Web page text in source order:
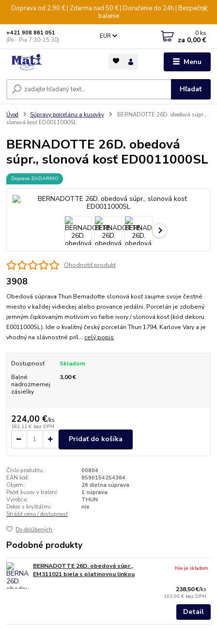
Doprava od 2,90 € | Zdarma nad 50 € | Doručenie do 24h | Bezpečné
balenie
Menu
EUR
Hľadať
+421 908 861 051
(Po - Pia 7:30-15:30)
0 ks
za 0,00 €
Úvod Súpravy porcelánu a kusovky
BERNADOTTE 26D. obedová súpr.,
slonová kosť ED0011000SL
BERNADOTTE 26D. obedová
súpr., slonová kosť ED0011000SL
Doprava ZADARMO
Ohodnotiť produkt
3908
Obedová súprava Thun Bernadotte slonová kosť zaujme svoje čestné
miesto v každej vidieckej alebo provance jedálni. Porcelán je zdobený
jemným čipkovaným motívom vo farbe ivory / slonová kosť (kód dekoru
E0011000SL). Ide o kvalitný český porcelán Thun 1794, Karlove Vary a je
vhodný na slávnostné príl... celý popis
Dostupnosť
Skladom
Balné
nadrozmernej
zásielky
3,00 €
224,00 €/ks
182,11 € bez DPH
Pridať do košíka
Číslo produktu:
00804
EAN kód:
8590154254364
Objem:
26 dielna súprava
Počet kusov v balení:
1 súprava
Výrobca:
THUN
Dekor s kryštálmi:
nie
Strážiť cenu / dostupnosť
Do obľúbených
Podobné produkty
BERNADOTTE 26D. obedová súpr.,
EM311021 biela s platinovou linkou
238,50 €/ks
193,90 € bez DPH
Nie je skladom
Detail